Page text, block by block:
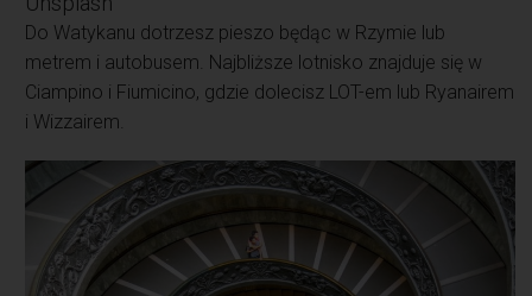
Do Watykanu dotrzesz pieszo będąc w Rzymie lub
metrem i autobusem. Najbliższe lotnisko znajduje się w
Ciampino i Fiumicino, gdzie dolecisz LOT-em lub Ryanairem
i Wizzairem.